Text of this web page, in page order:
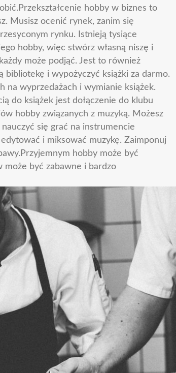
hobby w biznes to
Musisz ocenić rynek, zanim się
rynku. Istnieją tysiące
hobby, więc stwórz własną niszę i
może podjąć. Jest to również
bibliotekę i wypożyczyć książki za darmo.
na wyprzedażach i wymianie książek.
do książek jest dołączenie do klubu
hobby związanych z muzyką. Możesz
się grać na instrumencie
i miksować muzykę. Zaimponuj
hobby może być
być zabawne i bardzo